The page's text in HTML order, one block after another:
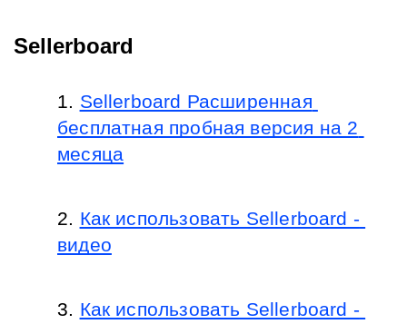
Sellerboard
Sellerboard Расширенная
бесплатная пробная версия на 2
месяца
Как использовать Sellerboard -
видео
Как использовать Sellerboard -